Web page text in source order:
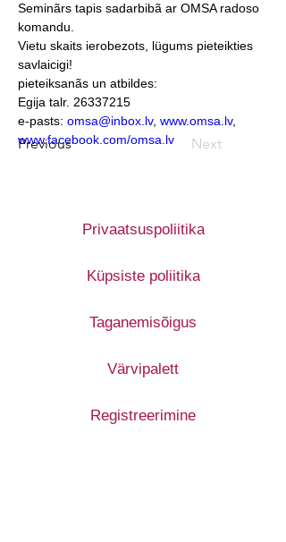
Previous Next
Seminãrs tapis sadarbibã ar OMSA radoso
komandu.
Vietu skaits ierobezots, lügums pieteikties
savlaicigi!
pieteiksanãs un atbildes:
Egija talr. 26337215
e-pasts: omsa@inbox.lv, www.omsa.lv,
www.facebook.com/omsa.lv
Privaatsuspoliitika
Küpsiste poliitika
Taganemisõigus
Värvipalett
Registreerimine